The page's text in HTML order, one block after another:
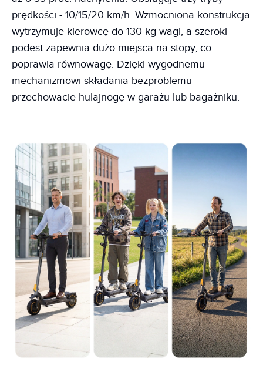
prędkości - 10/15/20 km/h. Wzmocniona konstrukcja
wytrzymuje kierowcę do 130 kg wagi, a szeroki
podest zapewnia dużo miejsca na stopy, co
poprawia równowagę. Dzięki wygodnemu
mechanizmowi składania bezproblemu
przechowacie hulajnogę w garażu lub bagażniku.